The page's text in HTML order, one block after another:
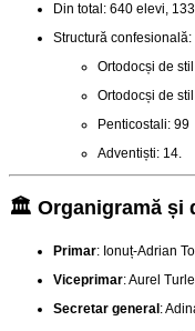
Din total: 640 elevi,
Structură confesională:
Ortodocși de
Ortodocși de
Penticostali: 99
Adventiști: 14.
🏛️ Organigramă și
Primar: Ionuț‑Adrian
Viceprimar: Aurel
Secretar general :